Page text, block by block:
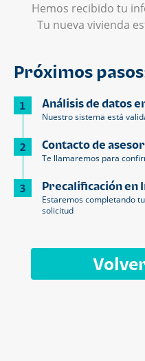
Hemos recibido tu
Tu nueva vivienda
Próximos
1 Análisis de datos
Nuestro sistema está
2 Contacto de asesor
Te llamaremos para
3 Precalificación en
Estaremos completando
solicitud